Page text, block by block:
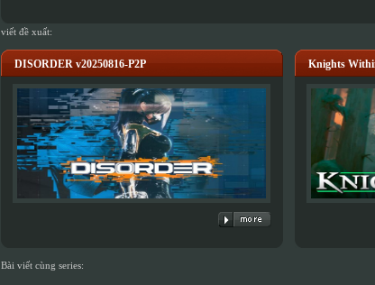
viết đề xuất:
DISORDER v20250816-P2P Knights
Bài viết cùng series: